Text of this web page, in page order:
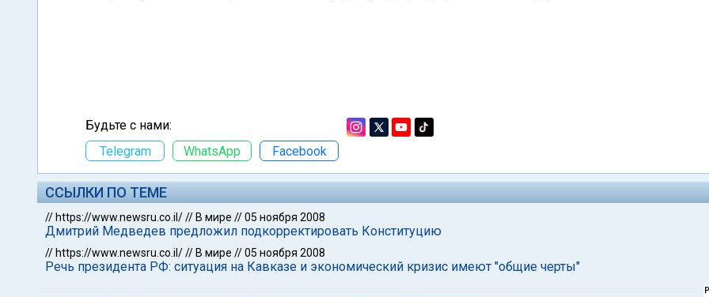
Будьте с нами:
Telegram
WhatsApp Facebook
ССЫЛКИ ПО ТЕМЕ
// https://www.newsru.co.il/// В мире //05 ноября 2008
Дмитрий Медведев предложил подкорректировать Конституцию
// https://www.newsru.co.il/// В мире //05 ноября 2008
Речь президента РФ: ситуация на Кавказе и экономический кризис имеют "общие черты"